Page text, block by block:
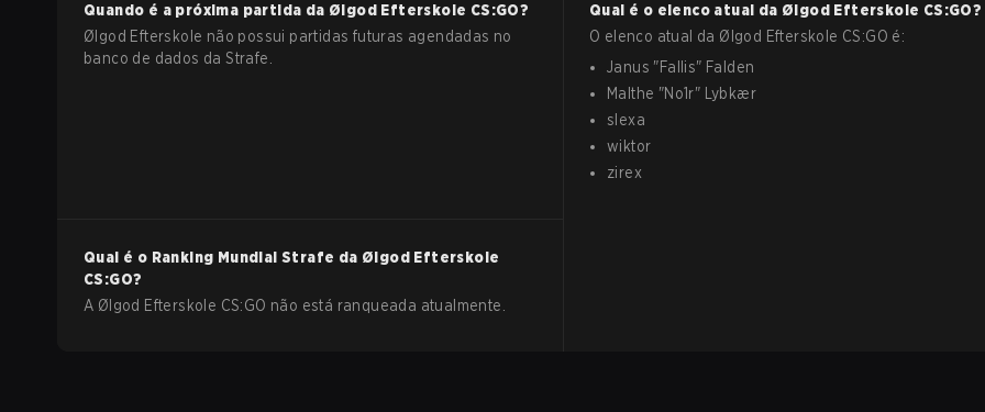
Quando é a próxima partida da Ølgod Efterskole CS:GO?
Ølgod Efterskole não possui partidas futuras agendadas no
banco de dados da Strafe.
Qual é o elenco atual da Ølgod Efterskole CS:GO?
O elenco atual da Ølgod Efterskole CS:GO é:
Janus "Fallis" Falden
Malthe "No1r"
Lybkær
slexa
wiktor
zirex
Qual é o Ranking Mundial Strafe da Ølgod Efterskole
CS:GO?
A Ølgod Efterskole CS:GO não está ranqueada atualmente.